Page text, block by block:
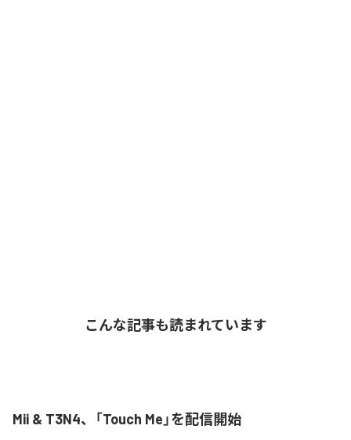
こんな記事も読まれています
Mii & T3N4、「Touch Me」を配信開始